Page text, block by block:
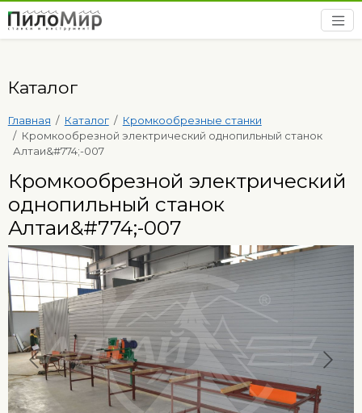
Каталог
Главная Каталог
Кромкообрезные станки
Кромкообрезной электрический однопильный станок
Алтаи&#774;-007
Кромкообрезной электрический
однопильный станок
Алтаи&#774;-007
Предыдущий